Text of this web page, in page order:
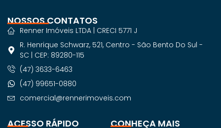
ACESSO RÁPIDO CONHEÇA MAIS
NOSSOS CONTATOS
Renner Imóveis LTDA | CRECI 5771 J
R. Henrique Schwarz, 521, Centro - São Bento Do Sul -
SC | CEP: 89280-115
(47) 3633-6463
(47) 99651-0880
comercial@rennerimoveis.com